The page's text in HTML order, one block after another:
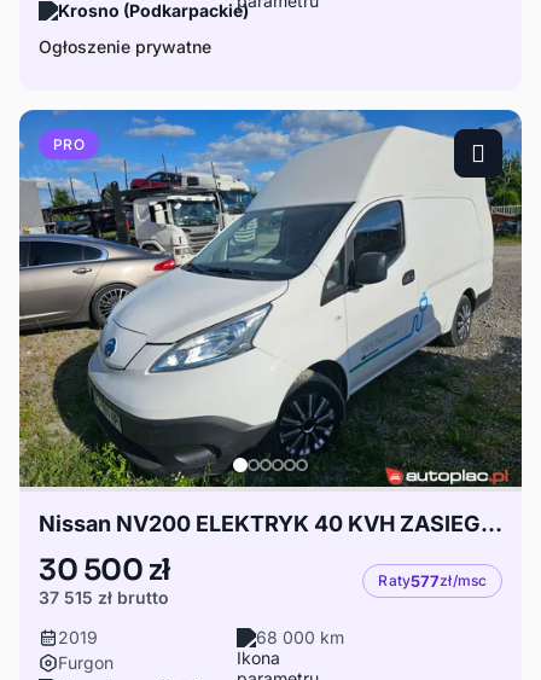
Krosno (Podkarpackie)
Ogłoszenie prywatne
PRO
Nissan NV200 ELEKTRYK 40 KVH ZASIEG 250 km klima kamera
30 500 zł
37 515 zł brutto
Raty577zł/msc
2019
68 000 km
Furgon